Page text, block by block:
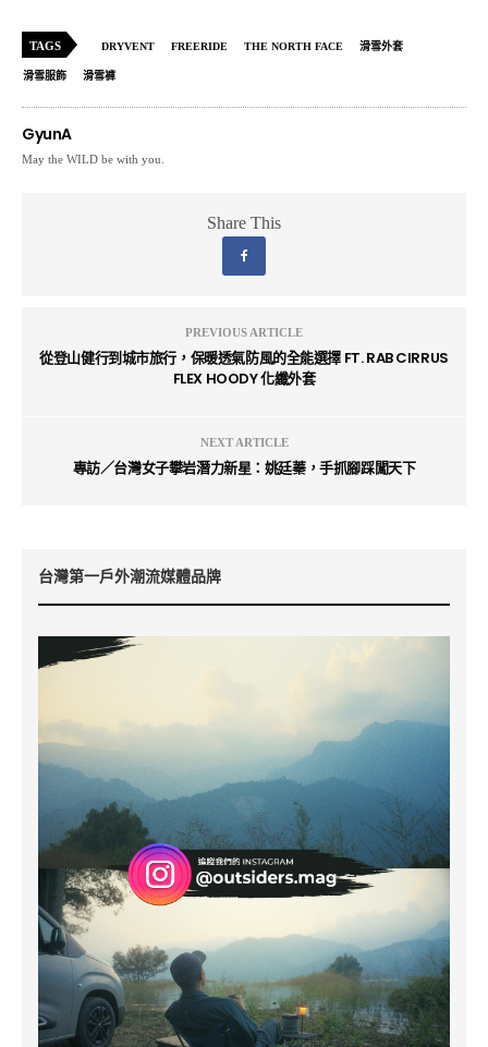
TAGS DRYVENT FREERIDE THE NORTH FACE 滑雪外套
滑雪服飾 滑雪褲
GyunA
May the WILD be with you.
Share This
PREVIOUS ARTICLE
從登山健行到城市旅行，保暖透氣防風的全能選擇 FT. RAB CIRRUS
FLEX HOODY 化纖外套
NEXT ARTICLE
專訪／台灣女子攀岩潛力新星：姚廷蓁，手抓腳踩闖天下
台灣第一戶外潮流媒體品牌